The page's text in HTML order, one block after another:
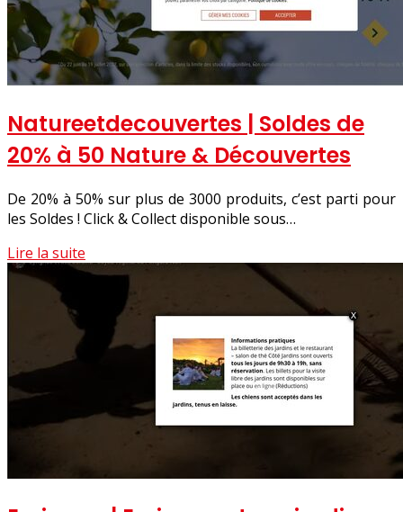
Natureet­decou­ver­tes | Soldes de
20% à 50 Nature & Découvertes
De 20% à 50% sur plus de 3000 produits, c’est parti pour
les Soldes ! Click & Collect disponible sous…
Lire la suite